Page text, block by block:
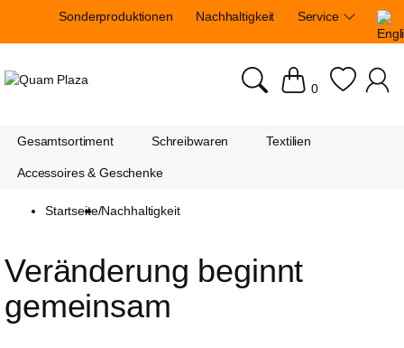
Sonderproduktionen Nachhaltigkeit Service
0
Gesamtsortiment Schreibwaren Textilien
Accessoires & Geschenke
Startseite/Nachhaltigkeit
Veränderung beginnt
gemeinsam